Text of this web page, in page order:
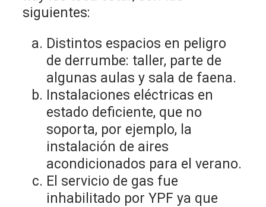
siguientes:
Distintos espacios en peligro
de derrumbe: taller, parte de
algunas aulas y sala de faena.
Instalaciones eléctricas en
estado deficiente, que no
soporta, por ejemplo, la
instalación de aires
acondicionados para el verano.
El servicio de gas fue
inhabilitado por YPF ya que